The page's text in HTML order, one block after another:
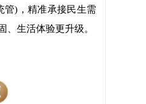
管)，精准承接民生需
、生活体验更升级。